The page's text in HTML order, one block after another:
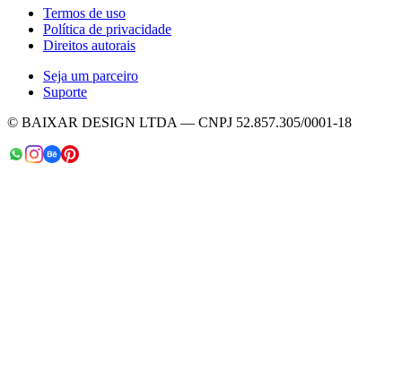
Termos de uso
Política de privacidade
Direitos autorais
Seja um parceiro
Suporte
© BAIXAR DESIGN LTDA — CNPJ 52.857.305/0001-18